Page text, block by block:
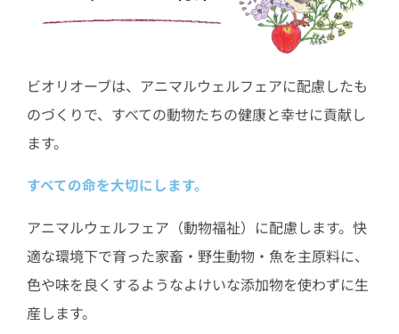
ビオリオーブは、アニマルウェルフェアに配慮したも
のづくりで、すべての動物たちの健康と幸せに貢献し
ます。
すべての命を大切にします。
アニマルウェルフェア（動物福祉）に配慮します。快
適な環境下で育った家畜・野生動物・魚を主原料に、
色や味を良くするようなよけいな添加物を使わずに生
産します。